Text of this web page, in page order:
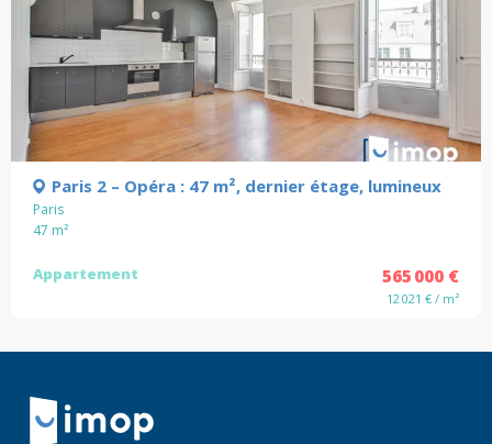
Paris 2 – Opéra : 47 m², dernier étage, lumineux
Paris
47 m²
Appartement 565 000 €
12 021 € / m²
Retour à la navigation principale